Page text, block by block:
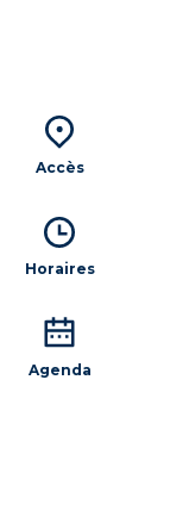
Accès
Horaires
Agenda